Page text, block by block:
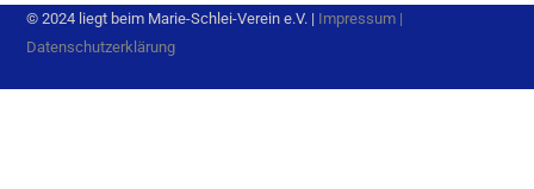
© 2024 liegt beim Marie-Schlei-Verein e.V. | Impressum |
Datenschutzerklärung